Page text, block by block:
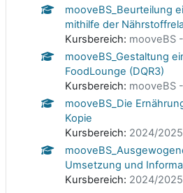
mooveBS_Beurteilung
mithilfe der
Kursbereich: mooveBS
mooveBS_Gestaltung
FoodLounge (DQR3)
Kursbereich: mooveBS
mooveBS_Die
Kopie
Kursbereich: 2024/2025
Umsetzung und
Kursbereich: 2024/2025